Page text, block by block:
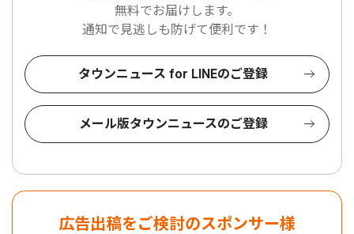
無料でお届けします。
通知で見逃しも防げて便利です！
タウンニュース for LINEのご登録
メール版タウンニュースのご登録
広告出稿をご検討のスポンサー様